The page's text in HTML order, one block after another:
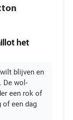
het
blijven en
De wol-
een rok of
of een dag